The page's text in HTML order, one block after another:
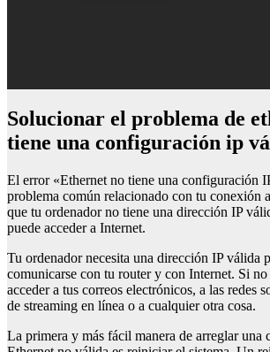
Solucionar el problema de ethernet no
tiene una configuración ip
El error «Ethernet no tiene una configuración
problema común relacionado con tu conexión
que tu ordenador no tiene una dirección IP
puede acceder a Internet.
Tu ordenador necesita una dirección IP válida
comunicarse con tu router y con Internet. Si
acceder a tus correos electrónicos, a las redes
de streaming en línea o a cualquier otra cosa.
La primera y más fácil manera de arreglar una